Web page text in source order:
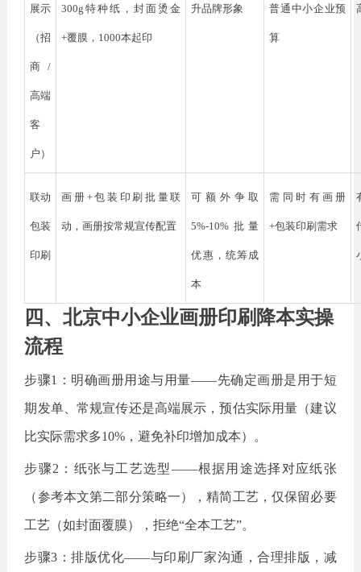
展示
（招
商/
高端
客
户）
300g特种纸，封面烫金
+覆膜，1000本起印
升品牌形象 普通中小企业预
算
联动
包装
印刷
画册 +包装印刷批量联
动，画册按常规宣传配置
可额外争取
5%-10%批量
优惠，统筹成
本
需同时有画册
+包装印刷需求
四、北京中小企业画册印刷降本实操
流程
步骤1：明确画册用途与用量——先确定画册是用于短
期发单、常规宣传还是高端展示，预估实际用量（建议
比实际需求多10%，避免补印增加成本）。
步骤2：纸张与工艺选型——根据用途选择对应纸张
（参考本文第二部分策略一），精简工艺，仅保留必要
工艺（如封面覆膜），拒绝“全本工艺”。
步骤3：排版优化——与印刷厂家沟通，合理排版，减